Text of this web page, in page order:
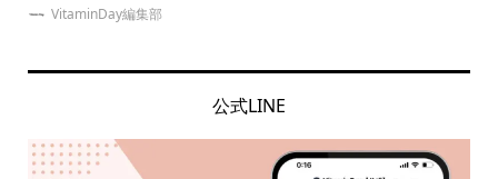
VitaminDay編集部
公式LINE